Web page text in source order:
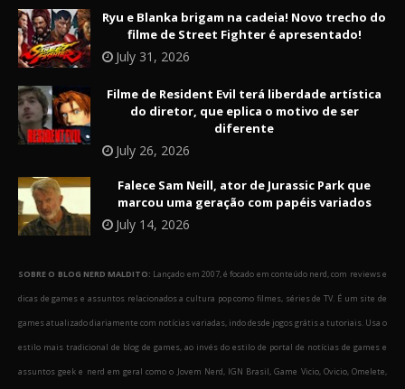
Ryu e Blanka brigam na cadeia! Novo trecho do
filme de Street Fighter é apresentado!
July 31, 2026
Filme de Resident Evil terá liberdade artística
do diretor, que eplica o motivo de ser
diferente
July 26, 2026
Falece Sam Neill, ator de Jurassic Park que
marcou uma geração com papéis variados
July 14, 2026
SOBRE O BLOG NERD MALDITO: Lançado em 2007, é focado em conteúdo nerd, com reviews e
dicas de games e assuntos relacionados a cultura pop como filmes, séries de TV. É um site de
games atualizado diariamente com notícias variadas, indo desde jogos grátis a tutoriais. Usa o
estilo mais tradicional de blog de games, ao invés do estilo de portal de notícias de games e
assuntos geek e nerd em geral como o Jovem Nerd, IGN Brasil, Game Vicio, Ovicio, Omelete,